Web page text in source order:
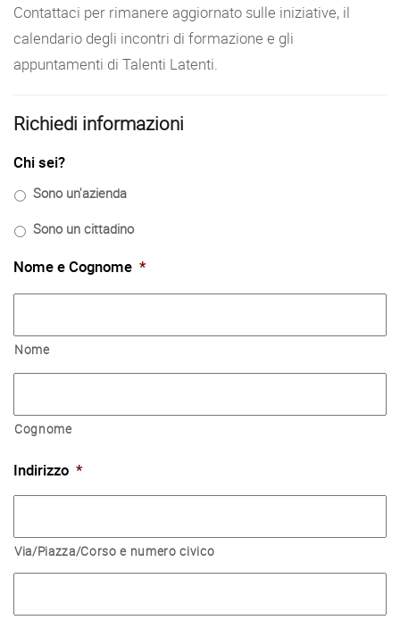
Contattaci per rimanere aggiornato sulle iniziative, il
calendario degli incontri di formazione e gli
appuntamenti di Talenti Latenti.
Richiedi informazioni
Chi sei?
Sono un'azienda
Sono un cittadino
Nome e Cognome *
Nome
Cognome
Indirizzo *
Via/Piazza/Corso e numero civico